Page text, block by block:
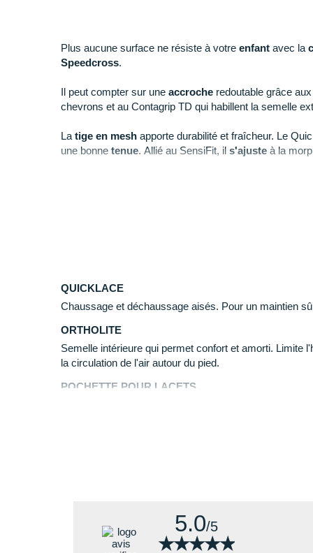
Plus aucune surface ne résiste à votre enfant avec la
Speedcross.
Il peut compter sur une accroche redoutable grâce
chevrons et au Contagrip TD qui habillent la semelle
La tige en mesh apporte durabilité et fraîcheur. Le
une bonne tenue. Allié au SensiFit, il s'ajuste à la
QUICKLACE
Chaussage et déchaussage aisés. Pour un maintien
ORTHOLITE
Semelle intérieure qui permet confort et amorti. Limite
la circulation de l'air autour du pied.
POCHETTE POUR LACETS
5.0/5
★★★★★
★★★★★